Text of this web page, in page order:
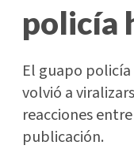
policía
El guapo
volvió a
reacciones
publicación.